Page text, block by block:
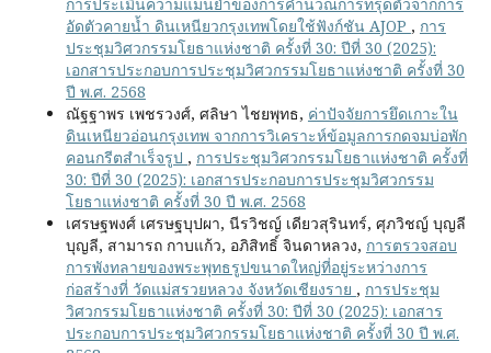
การประเมินความแม่นยำของการคำนวณการทรุดตัวจากการ
อัดตัวคายน้ำ ดินเหนียวกรุงเทพโดยใช้ฟังก์ชัน AJOP , การ
ประชุมวิศวกรรมโยธาแห่งชาติ ครั้งที่ 30: ปีที่ 30 (2025):
เอกสารประกอบการประชุมวิศวกรรมโยธาแห่งชาติ ครั้งที่ 30
ปี พ.ศ. 2568
ณัฐฐาพร เพชรวงศ์, ศลิษา ไชยพุทธ, ค่าปัจจัยการยึดเกาะใน
ดินเหนียวอ่อนกรุงเทพ จากการวิเคราะห์ข้อมูลการกดจมบ่อพัก
คอนกรีตสำเร็จรูป , การประชุมวิศวกรรมโยธาแห่งชาติ ครั้งที่
30: ปีที่ 30 (2025): เอกสารประกอบการประชุมวิศวกรรม
โยธาแห่งชาติ ครั้งที่ 30 ปี พ.ศ. 2568
เศรษฐพงศ์ เศรษฐบุปผา, นีรวิชญ์ เดียวสุรินทร์, ศุภวิชญ์ บุญลี
บุญลี, สามารถ กาบแก้ว, อภิสิทธิ์ จินดาหลวง, การตรวจสอบ
การพังทลายของพระพุทธรูปขนาดใหญ่ที่อยู่ระหว่างการ
ก่อสร้างที่ วัดแม่สรวยหลวง จังหวัดเชียงราย , การประชุม
วิศวกรรมโยธาแห่งชาติ ครั้งที่ 30: ปีที่ 30 (2025): เอกสาร
ประกอบการประชุมวิศวกรรมโยธาแห่งชาติ ครั้งที่ 30 ปี พ.ศ.